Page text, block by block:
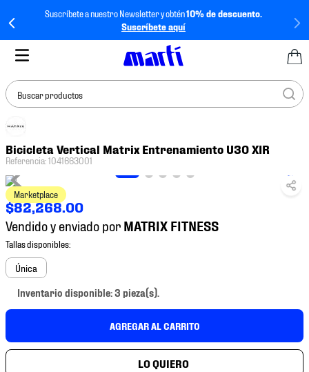
Suscríbete a nuestro Newsletter y obtén10% de descuento.
Suscríbete aquí
Buscar productos
Bicicleta Vertical Matrix Entrenamiento U30 XIR
Referencia:1041663001
Marketplace
$82,268.00
Vendido y enviado por
Única
Inventario disponible: 3 pieza(s).
AGREGAR AL CARRITO
BUSCADOS
2.
tenis hombre
tenis
4.
tenis futbol
5.
jersey
6.
mochila
8.
chivas